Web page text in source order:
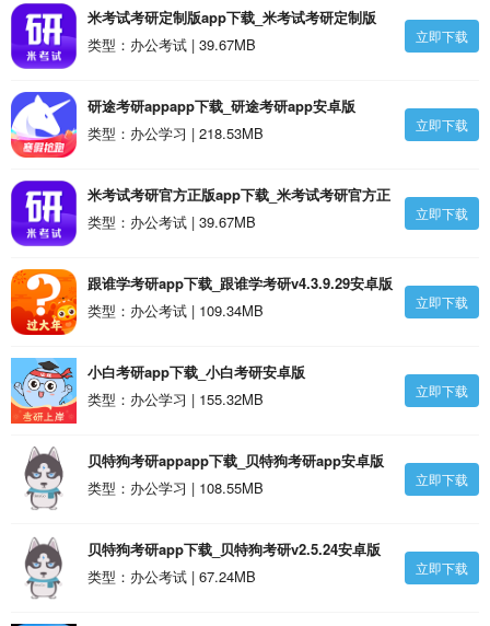
米考试考研定制版app下载_米考试考研定制版
v9.497.1208安卓版
类型：办公考试 | 39.67MB 立即下载
研途考研appapp下载_研途考研app安卓版
类型：办公学习 | 218.53MB
立即下载
米考试考研官方正版app下载_米考试考研官方正
版v9.497.1208安卓版
类型：办公考试 | 39.67MB 立即下载
跟谁学考研app下载_跟谁学考研v4.3.9.29安卓版
类型：办公考试 | 109.34MB
立即下载
小白考研app下载_小白考研安卓版
类型：办公学习 | 155.32MB
立即下载
贝特狗考研appapp下载_贝特狗考研app安卓版
类型：办公学习 | 108.55MB
立即下载
贝特狗考研app下载_贝特狗考研v2.5.24安卓版
类型：办公考试 | 67.24MB
立即下载